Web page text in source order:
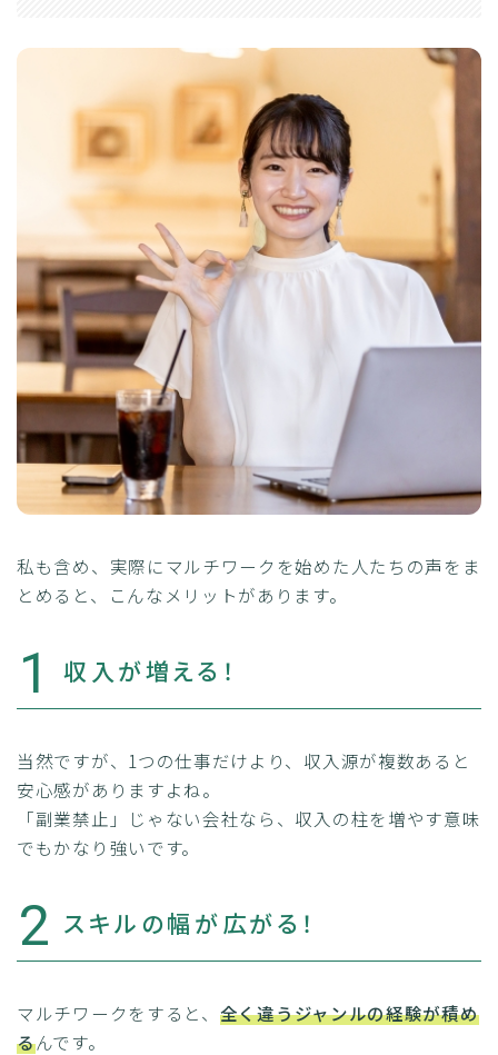
私も含め、実際にマルチワークを始めた人たちの声をま
とめると、こんなメリットがあります。
1 収入が増える！
当然ですが、1つの仕事だけより、収入源が複数あると
安心感がありますよね。
「副業禁止」じゃない会社なら、収入の柱を増やす意味
でもかなり強いです。
2 スキルの幅が広がる！
マルチワークをすると、 全く違うジャンルの経験が積め
るんです。